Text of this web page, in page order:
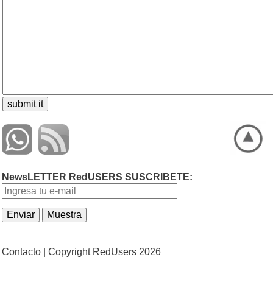
NewsLETTER RedUSERS SUSCRIBETE:
Contacto | Copyright RedUsers 2026